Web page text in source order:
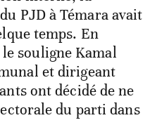
PJD à Témara avait
temps. En
souligne Kamal
et dirigeant
ont décidé de ne
du parti dans